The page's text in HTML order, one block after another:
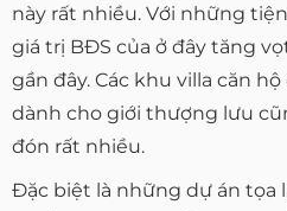
này rất nhiều. Với những
giá trị BĐS của ở đây tăng
gần đây. Các khu villa căn
dành cho giới thượng lưu
đón rất nhiều.
Đặc biệt là những dự án tọa